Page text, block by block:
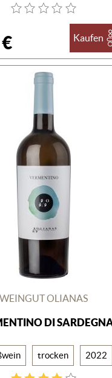
Kaufen
WEINGUT OLIANAS
DI
trocken 2022